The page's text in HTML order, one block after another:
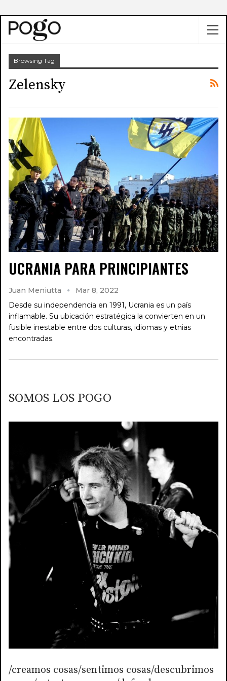
Browsing Tag
Zelensky
UCRANIA PARA PRINCIPIANTES
Juan Meniutta
Mar 8, 2022
Desde su independencia en 1991, Ucrania es un país
inflamable. Su ubicación estratégica la convierten en un
fusible inestable entre dos culturas, idiomas y etnias
encontradas.
SOMOS LOS POGO
/creamos cosas/sentimos cosas/descubrimos